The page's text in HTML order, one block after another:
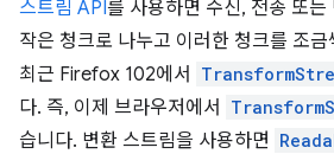
스트림 API를 사용하면 수신, 전송 또
작은 청크로 나누고 이러한 청크를 조
최근 Firefox 102에서
다. 즉, 이제 브라우저에서
습니다. 변환 스트림을 사용하면